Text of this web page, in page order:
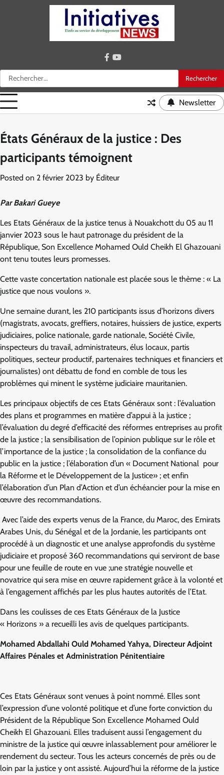
Rechercher :
facebook
youtube
Newsletter
États Généraux de la justice : Des
participants témoignent
Posted on 2 février 2023 by Éditeur
Par Bakari Gueye
Les Etats Généraux de la justice tenus à Nouakchott du 05 au 11
janvier 2023 sous le haut patronage du président de la
République, Son Excellence Mohamed Ould Cheikh El Ghazouani
ont tenu toutes leurs promesses.
Cette vaste concertation nationale est placée sous le thème : « La
justice que nous voulons ».
Une semaine durant, les 210 participants issus d’horizons divers
(magistrats, avocats, greffiers, notaires, huissiers de justice, experts
judiciaires, police nationale, garde nationale, Société Civile,
inspecteurs du travail, administrateurs, élus locaux, partis
politiques, secteur productif, partenaires techniques et financiers et
journalistes) ont débattu de fond en comble de tous les
problèmes qui minent le système judiciaire mauritanien.
Les principaux objectifs de ces Etats Généraux sont : l’évaluation
des plans et programmes en matière d’appui à la justice ;
l’évaluation du degré d’efficacité des réformes entreprises au profit
de la justice ; la sensibilisation de l’opinion publique sur le rôle et
l’importance de la justice ; la consolidation de la confiance du
public en la justice ; l’élaboration d’un « Document National pour
la Réforme et le Développement de la Justice» ; et enfin
l’élaboration d’un Plan d’Action et d’un échéancier pour la mise en
œuvre des recommandations.
Avec l’aide des experts venus de la France, du Maroc, des Emirats
Arabes Unis, du Sénégal et de la Jordanie, les participants ont
procédé à un diagnostic et une analyse approfondis du système
judiciaire et proposé 360 recommandations qui serviront de base
pour une feuille de route en vue ;une stratégie nouvelle et
novatrice qui sera mise en œuvre rapidement grâce à la volonté et
à l’engagement affichés par les plus hautes autorités de l’Etat.
Dans les coulisses de ces Etats Généraux de la Justice
« Horizons » a recueilli les avis de quelques participants.
Mohamed Abdallahi Ould Mohamed Yahya, Directeur Adjoint
Affaires Pénales et Administration Pénitentiaire
Ces Etats Généraux sont venues à point nommé. Elles sont
l’expression d’une volonté politique et d’une forte conviction du
Président de la République Son Excellence Mohamed Ould
Cheikh El Ghazouani. Elles traduisent aussi l’engagement du
ministre de la justice qui œuvre inlassablement pour améliorer le
rendement du secteur. Tous les acteurs concernés de près ou de
loin par la justice y ont assisté. Aujourd’hui la réforme de la justice